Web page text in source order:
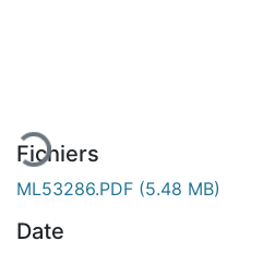
Fichiers
ML53286.PDF (5.48 MB)
Date